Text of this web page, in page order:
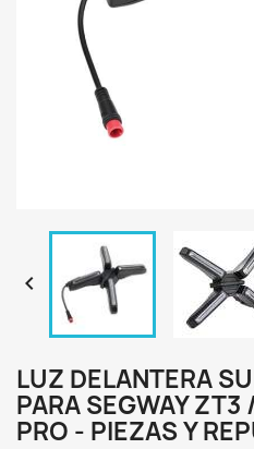

LUZ DELANTERA
PARA SEGWAY ZT3
PRO - PIEZAS Y